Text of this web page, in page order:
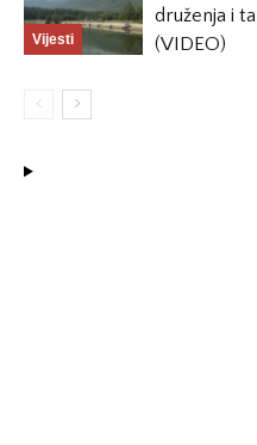
Vijesti
druženja i
(VIDEO)